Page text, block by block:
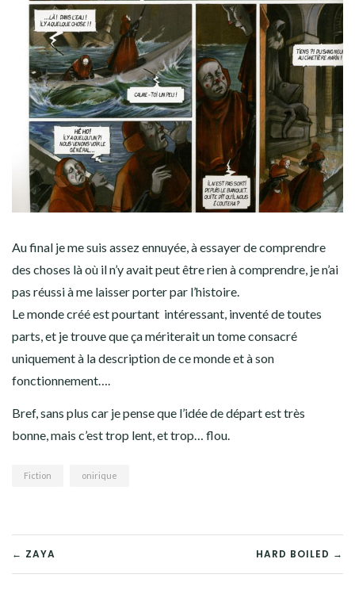
Au final je me suis assez ennuyée, à essayer de comprendre
des choses là où il n’y avait peut être rien à comprendre, je n’ai
pas réussi à me laisser porter par l’histoire.
Le monde créé est pourtant intéressant, inventé de toutes
parts, et je trouve que ça mériterait un tome consacré
uniquement à la description de ce monde et à son
fonctionnement….
Bref, sans plus car je pense que l’idée de départ est très
bonne, mais c’est trop lent, et trop… flou.
Fiction onirique
NAVIGATION
← ZAYA HARD BOILED →